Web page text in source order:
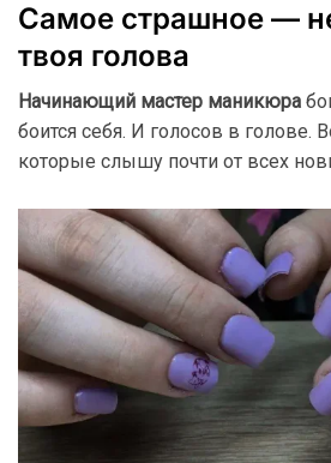
Самое страшное —
твоя голова
Начинающий мастер маникюра
боится себя. И голосов в голове.
которые слышу почти от всех